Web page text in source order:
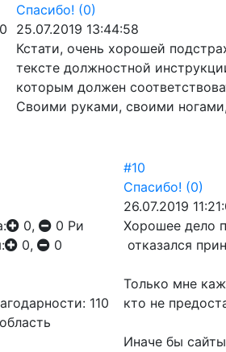
0
Спасибо! (0)
25.07.2019 13:44:58
Кстати, очень хорошей
тексте должностной
которым должен
Своими руками, своими
0, 0 Ри
0, 0
110
#10
Спасибо! (0)
26.07.2019
Хорошее дело
отказался
Только мне
кто не
Иначе бы